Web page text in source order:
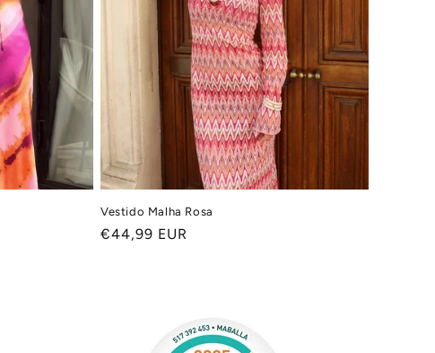
Vestido Malha Rosa
Preço
€44,99 EUR